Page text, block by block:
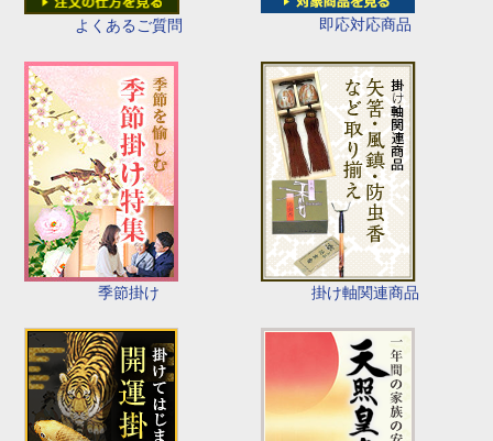
よくあるご質問 即応対応商品
季節掛け 掛け軸関連商品